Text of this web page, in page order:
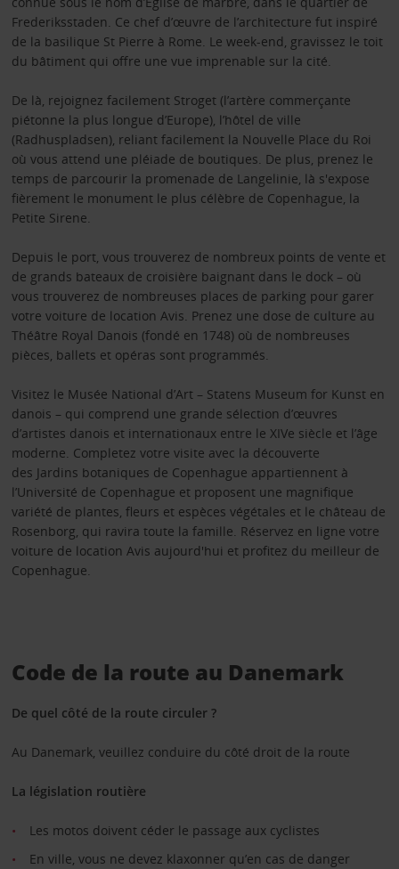
Frederiksstaden. Ce chef d’œuvre de l’architecture fut inspiré
de la basilique St Pierre à Rome. Le week-end, gravissez le toit
du bâtiment qui offre une vue imprenable sur la cité.
De là, rejoignez facilement Stroget (l’artère commerçante
piétonne la plus longue d’Europe), l’hôtel de ville
(Radhuspladsen), reliant facilement la Nouvelle Place du Roi
où vous attend une pléiade de boutiques. De plus, prenez le
temps de parcourir la promenade de Langelinie, là s'expose
fièrement le monument le plus célèbre de Copenhague, la
Petite Sirene.
Depuis le port, vous trouverez de nombreux points de vente et
de grands bateaux de croisière baignant dans le dock – où
vous trouverez de nombreuses places de parking pour garer
votre voiture de location Avis. Prenez une dose de culture au
Théâtre Royal Danois (fondé en 1748) où de nombreuses
pièces, ballets et opéras sont programmés.
Visitez le Musée National d’Art – Statens Museum for Kunst en
danois – qui comprend une grande sélection d’œuvres
d’artistes danois et internationaux entre le XIVe siècle et l’âge
moderne. Completez votre visite avec la découverte
des Jardins botaniques de Copenhague appartiennent à
l’Université de Copenhague et proposent une magnifique
variété de plantes, fleurs et espèces végétales et le château de
Rosenborg, qui ravira toute la famille. Réservez en ligne votre
voiture de location Avis aujourd'hui et profitez du meilleur de
Copenhague.
Code de la route au Danemark
De quel côté de la route circuler ?
Au Danemark, veuillez conduire du côté droit de la route
La législation routière
Les motos doivent céder le passage aux cyclistes
En ville, vous ne devez klaxonner qu’en cas de danger